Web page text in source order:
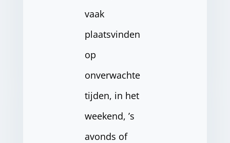
vaak
plaatsvinden
op
onverwachte
tijden, in het
weekend, ’s
avonds of